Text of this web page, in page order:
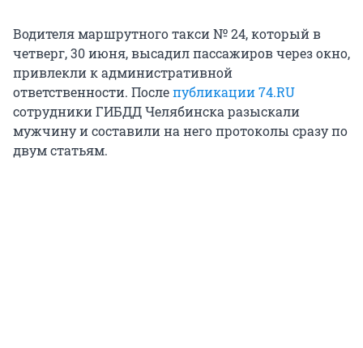
Водителя маршрутного такси № 24, который в
четверг, 30 июня, высадил пассажиров через окно,
привлекли к административной
ответственности. Послепубликации 74.RU
сотрудники ГИБДД Челябинска разыскали
мужчину и составили на него протоколы сразу по
двум статьям.